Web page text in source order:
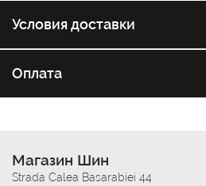
Условия доставки
Оплата
Магазин Шин
Strada Calea Basarabiei 44